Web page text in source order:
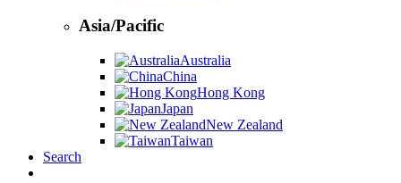
Asia/Pacific
Australia
China
Hong Kong
Japan
New Zealand
Taiwan
Search